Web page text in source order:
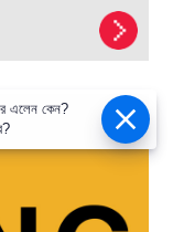
এলেন কেন?